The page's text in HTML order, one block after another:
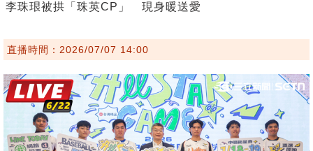
李珠珢被拱「珠英CP」 現身暖送愛
直播時間：2026/07/07 14:00